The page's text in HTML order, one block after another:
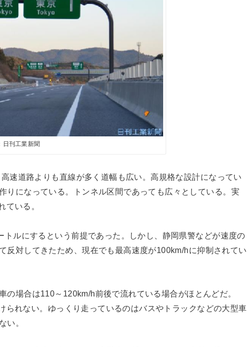
日刊工業新聞
速道路よりも直線が多く道幅も広い。高規格な設計になってい
りになっている。トンネル区間であっても広々としている。実
ている。
トルにするという前提であった。しかし、静岡県警などが速度の
反対してきたため、現在でも最高速度が100km/hに抑制されてい
の場合は110～120km/h前後で流れている場合がほとんどだ。
られない。ゆっくり走っているのはバスやトラックなどの大型車
い。